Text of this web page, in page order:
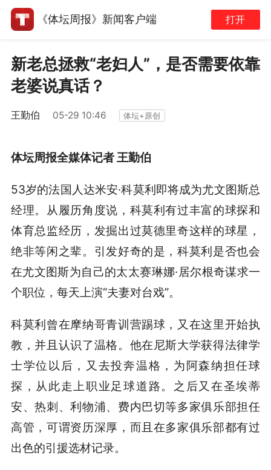
《体坛周报》新闻客户端 打开
新老总拯救“老妇人”，是否需要依靠
老婆说真话？
王勤伯 05-29 10:46 体坛+原创
体坛周报全媒体记者 王勤伯
53岁的法国人达米安·科莫利即将成为尤文图斯总
经理。从履历角度说，科莫利有过丰富的球探和
体育总监经历，发掘出过莫德里奇这样的球星，
绝非等闲之辈。引发好奇的是，科莫利是否也会
在尤文图斯为自己的太太赛琳娜·居尔根奇谋求一
个职位，每天上演“夫妻对台戏”。
科莫利曾在摩纳哥青训营踢球，又在这里开始执
教，并且认识了温格。他在尼斯大学获得法律学
士学位以后，又去投奔温格，为阿森纳担任球
探，从此走上职业足球道路。之后又在圣埃蒂
安、热刺、利物浦、费内巴切等多家俱乐部担任
高管，可谓资历深厚，而且在多家俱乐部都有过
出色的引援选材记录。